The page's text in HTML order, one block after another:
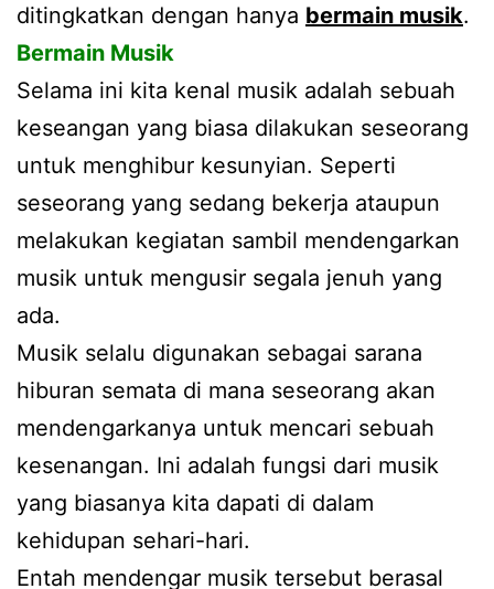
ditingkatkan dengan hanya bermain musik.
Bermain Musik
Selama ini kita kenal musik adalah sebuah
keseangan yang biasa dilakukan seseorang
untuk menghibur kesunyian. Seperti
seseorang yang sedang bekerja ataupun
melakukan kegiatan sambil mendengarkan
musik untuk mengusir segala jenuh yang
ada.
Musik selalu digunakan sebagai sarana
hiburan semata di mana seseorang akan
mendengarkanya untuk mencari sebuah
kesenangan. Ini adalah fungsi dari musik
yang biasanya kita dapati di dalam
kehidupan sehari-hari.
Entah mendengar musik tersebut berasal